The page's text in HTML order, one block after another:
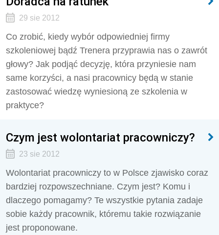
29 sie 2012
Co zrobić, kiedy wybór odpowiedniej firmy
szkoleniowej bądź Trenera przyprawia nas o zawrót
głowy? Jak podjąć decyzję, która przyniesie nam
same korzyści, a nasi pracownicy będą w stanie
zastosować wiedzę wyniesioną ze szkolenia w
praktyce?
Czym jest wolontariat pracowniczy?
23 sie 2012
Wolontariat pracowniczy to w Polsce zjawisko coraz
bardziej rozpowszechniane. Czym jest? Komu i
dlaczego pomagamy? Te wszystkie pytania zadaje
sobie każdy pracownik, któremu takie rozwiązanie
jest proponowane.